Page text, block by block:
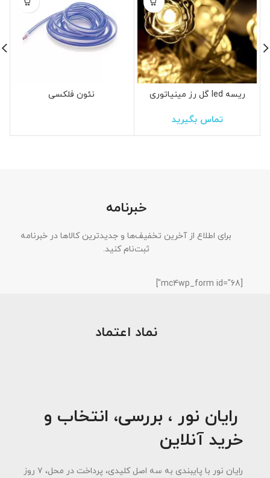
ریسه led گل رز مینیاتوری
تماس بگیرید
نئون فلکسی
خبرنامه
برای اطلاع از آخرین تخفیف‌ها و جدیدترین کالاها در خبرنامه
ثبت‌نام کنید.
[mc4wp_form id="68"]
نماد اعتماد
رایان نور ، بررسی، انتخاب و
خرید آنلاین
رایان نور با پایبندی به سه اصل کلیدی، پرداخت در محل، ۷ روز